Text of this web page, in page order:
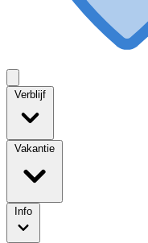
Verblijf
Vakantie
Info